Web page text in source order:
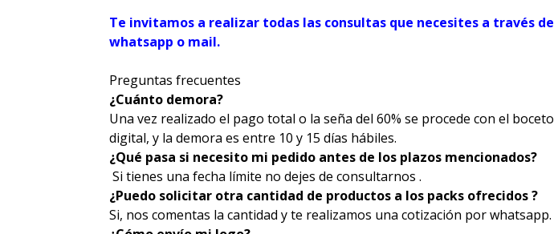
Te invitamos a realizar todas las consultas que necesites a través de
whatsapp o mail.
Preguntas frecuentes
¿Cuánto demora?
Una vez realizado el pago total o la seña del 60% se procede con el boceto
digital, y la demora es entre 10 y 15 días hábiles.
¿Qué pasa si necesito mi pedido antes de los plazos mencionados?
Si tienes una fecha límite no dejes de consultarnos .
¿Puedo solicitar otra cantidad de productos a los packs ofrecidos ?
Si, nos comentas la cantidad y te realizamos una cotización por whatsapp.